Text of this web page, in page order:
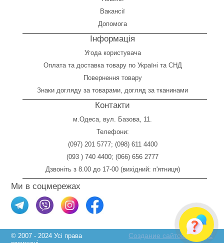
Вакансії
Допомога
Інформація
Угода користувача
Оплата та доставка товару по Україні та СНД
Повернення товару
Знаки догляду за товарами, догляд за тканинами
Контакти
м.Одеса, вул. Базова, 11.
Телефони:
(097) 201 5777; (098) 611 4400
(093 ) 740 4400; (066) 656 2777
Дзвоніть з 8.00 до 17-00 (вихідний: п'ятниця)
Ми в соцмережах
© 2007 - 2024 Усі права
Создание сайтов Skylogic